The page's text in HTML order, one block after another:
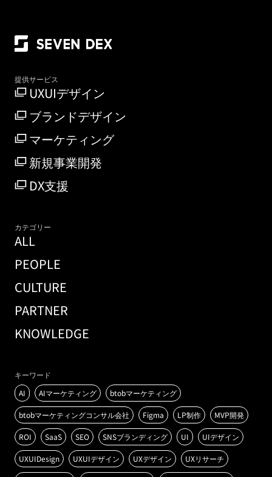
提供サービス
UXUIデザイン
ブランドデザイン
マーケティング
新規事業開発
DX支援
カテゴリー
ALL
PEOPLE
CULTURE
PARTNER
KNOWLEDGE
キーワード
AI
AIマーケティング btobマーケティング
btobマーケティングコンサル会社 Figma LP制作 MVP開発
ROI SaaS SEO SNSブランディング UI UIデザイン
UXUIDesign UXUIデザイン UXデザイン UXリサーチ